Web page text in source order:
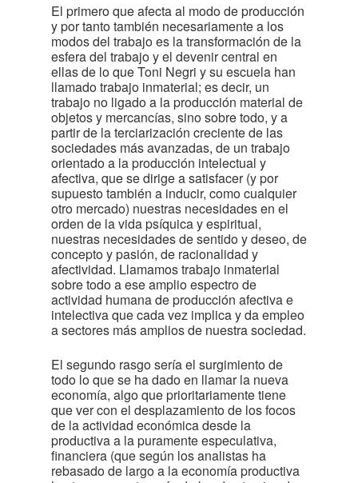
El primero que afecta al modo de producción
y por tanto también necesariamente a los
modos del trabajo es la transformación de la
esfera del trabajo y el devenir central en
ellas de lo que Toni Negri y su escuela han
llamado trabajo inmaterial; es decir, un
trabajo no ligado a la producción material de
objetos y mercancías, sino sobre todo, y a
partir de la terciarización creciente de las
sociedades más avanzadas, de un trabajo
orientado a la producción intelectual y
afectiva, que se dirige a satisfacer (y por
supuesto también a inducir, como cualquier
otro mercado) nuestras necesidades en el
orden de la vida psíquica y espiritual,
nuestras necesidades de sentido y deseo, de
concepto y pasión, de racionalidad y
afectividad. Llamamos trabajo inmaterial
sobre todo a ese amplio espectro de
actividad humana de producción afectiva e
intelectiva que cada vez implica y da empleo
a sectores más amplios de nuestra sociedad.
El segundo rasgo sería el surgimiento de
todo lo que se ha dado en llamar la nueva
economía, algo que prioritariamente tiene
que ver con el desplazamiento de los focos
de la actividad económica desde la
productiva a la puramente especulativa,
financiera (que según los analistas ha
rebasado de largo a la economía productiva